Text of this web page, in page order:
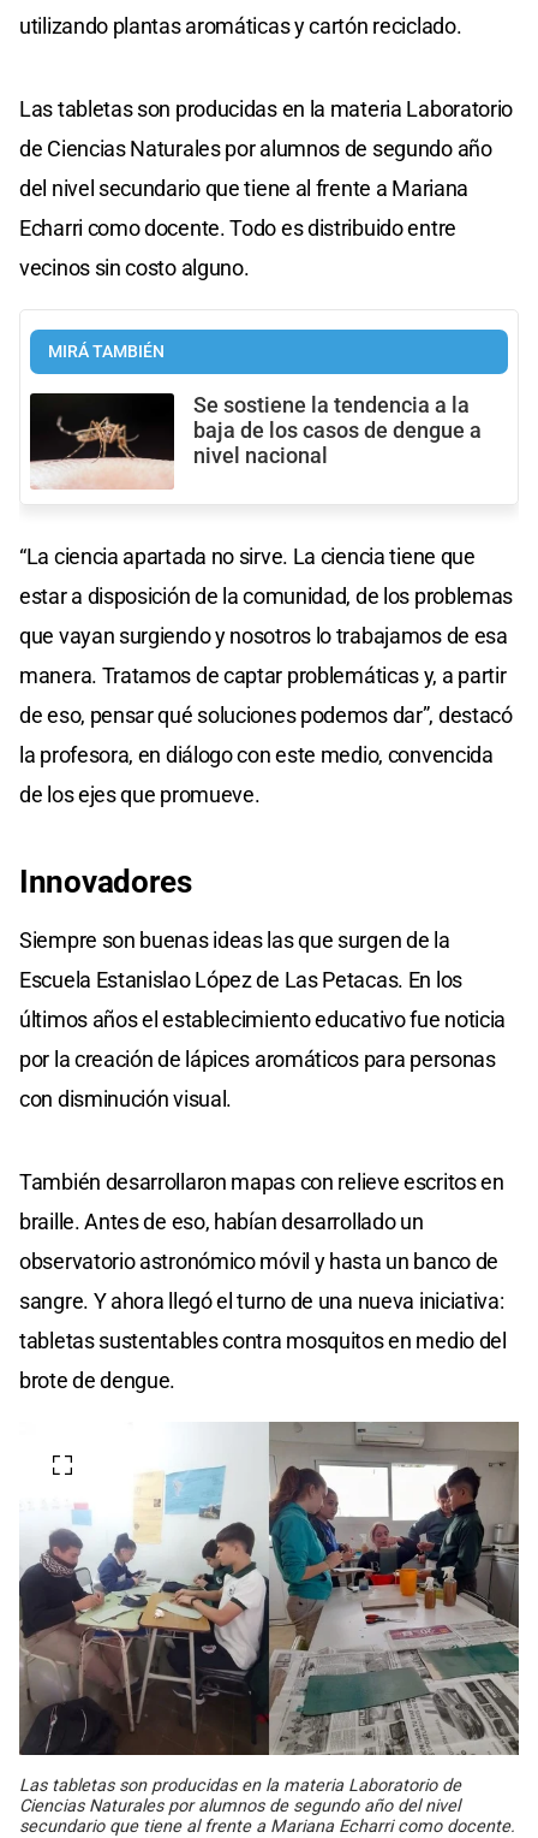
utilizando plantas aromáticas y cartón reciclado.
Las tabletas son producidas en la materia Laboratorio
de Ciencias Naturales por alumnos de segundo año
del nivel secundario que tiene al frente a Mariana
Echarri como docente. Todo es distribuido entre
vecinos sin costo alguno.
MIRÁ TAMBIÉN
Se sostiene la tendencia a la
baja de los casos de dengue a
nivel nacional
“La ciencia apartada no sirve. La ciencia tiene que
estar a disposición de la comunidad, de los problemas
que vayan surgiendo y nosotros lo trabajamos de esa
manera. Tratamos de captar problemáticas y, a partir
de eso, pensar qué soluciones podemos dar”, destacó
la profesora, en diálogo con este medio, convencida
de los ejes que promueve.
Innovadores
Siempre son buenas ideas las que surgen de la
Escuela Estanislao López de Las Petacas. En los
últimos años el establecimiento educativo fue noticia
por la creación de lápices aromáticos para personas
con disminución visual.
También desarrollaron mapas con relieve escritos en
braille. Antes de eso, habían desarrollado un
observatorio astronómico móvil y hasta un banco de
sangre. Y ahora llegó el turno de una nueva iniciativa:
tabletas sustentables contra mosquitos en medio del
brote de dengue.
Las tabletas son producidas en la materia Laboratorio de
Ciencias Naturales por alumnos de segundo año del nivel
secundario que tiene al frente a Mariana Echarri como docente.